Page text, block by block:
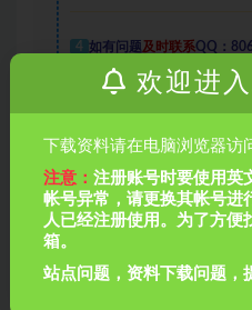
4 如有问题及时联系QQ：
收藏 链接
欢迎进
下载资料请在电脑浏览器访
注意：注册账号时要使用英
帐号异常，请更换其帐号进
人已经注册使用。为了方便
箱。
站点问题，资料下载问题，